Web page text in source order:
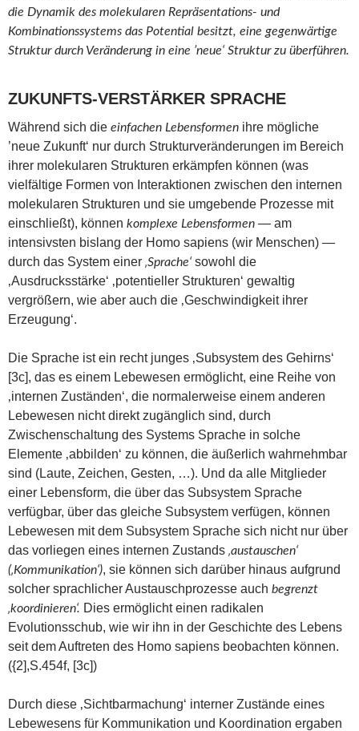
die Dynamik des molekularen Repräsentations- und
Kombinationssystems das Potential besitzt, eine gegenwärtige
Struktur durch Veränderung in eine ’neue‘ Struktur zu überführen.
ZUKUNFTS-VERSTÄRKER SPRACHE
Während sich die einfachen Lebensformen ihre mögliche
’neue Zukunft‘ nur durch Strukturveränderungen im Bereich
ihrer molekularen Strukturen erkämpfen können (was
vielfältige Formen von Interaktionen zwischen den internen
molekularen Strukturen und sie umgebende Prozesse mit
einschließt), können komplexe Lebensformen — am
intensivsten bislang der Homo sapiens (wir Menschen) —
durch das System einer ‚Sprache‘ sowohl die
‚Ausdrucksstärke‘ ‚potentieller Strukturen‘ gewaltig
vergrößern, wie aber auch die ‚Geschwindigkeit ihrer
Erzeugung‘.
Die Sprache ist ein recht junges ‚Subsystem des Gehirns‘
[3c], das es einem Lebewesen ermöglicht, eine Reihe von
‚internen Zuständen‘, die normalerweise einem anderen
Lebewesen nicht direkt zugänglich sind, durch
Zwischenschaltung des Systems Sprache in solche
Elemente ‚abbilden‘ zu können, die äußerlich wahrnehmbar
sind (Laute, Zeichen, Gesten, …). Und da alle Mitglieder
einer Lebensform, die über das Subsystem Sprache
verfügbar, über das gleiche Subsystem verfügen, können
Lebewesen mit dem Subsystem Sprache sich nicht nur über
das vorliegen eines internen Zustands ‚austauschen‘
(‚Kommunikation‘), sie können sich darüber hinaus aufgrund
solcher sprachlicher Austauschprozesse auch begrenzt
‚koordinieren‘. Dies ermöglicht einen radikalen
Evolutionsschub, wie wir ihn in der Geschichte des Lebens
seit dem Auftreten des Homo sapiens beobachten können.
({2],S.454f, [3c])
Durch diese ‚Sichtbarmachung‘ interner Zustände eines
Lebewesens für Kommunikation und Koordination ergaben